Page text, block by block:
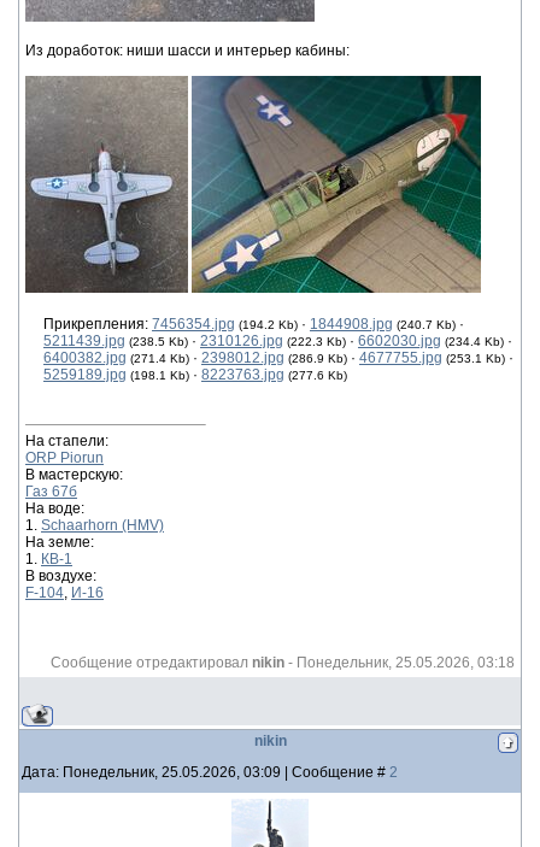
Из доработок: ниши шасси и интерьер кабины:
Прикрепления: 7456354.jpg (194.2 Kb) · 1844908.jpg (240.7 Kb) ·
5211439.jpg (238.5 Kb) · 2310126.jpg (222.3 Kb) · 6602030.jpg (234.4 Kb) ·
6400382.jpg (271.4 Kb) · 2398012.jpg (286.9 Kb) · 4677755.jpg (253.1 Kb) ·
5259189.jpg (198.1 Kb) · 8223763.jpg (277.6 Kb)
На стапели:
ORP Piorun
В мастерскую:
Газ 67б
На воде:
1. Schaarhorn (HMV)
На земле:
1. КВ-1
В воздухе:
F-104, И-16
Сообщение отредактировал nikin - Понедельник, 25.05.2026, 03:18
nikin
Дата: Понедельник, 25.05.2026, 03:09 | Сообщение # 2